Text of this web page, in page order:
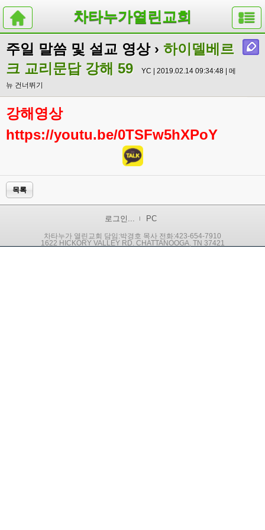
차타누가열린교회
주일 말씀 및 설교 영상› 하이델베르
크 교리문답 강해 59
YC | 2019.02.14 09:34:48 | 메
뉴 건너뛰기
강해영상
https://youtu.be/0TSFw5hXPoY
목록
로그인... PC
차타누가 열린교회 담임:박경호 목사 전화:423-654-7910
1622 HICKORY VALLEY RD. CHATTANOOGA, TN 37421